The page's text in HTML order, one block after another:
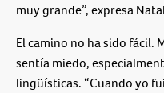
muy grande”, expresa
El camino no ha sido fácil.
sentía miedo,
lingüísticas. “Cuando yo